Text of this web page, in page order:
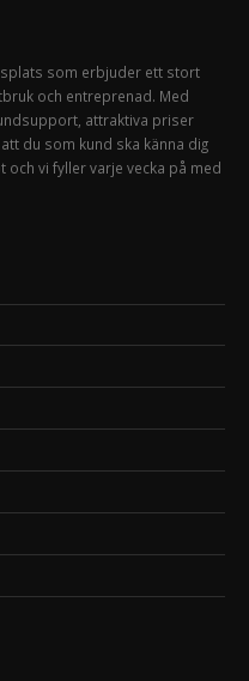
som erbjuder ett stort
och entreprenad. Med
attraktiva priser
du som kund ska känna dig
vi fyller varje vecka på med